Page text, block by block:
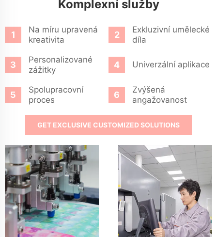
Komplexní služby
Na míru upravená
kreativita
Exkluzivní umělecké
díla
Personalizované
zážitky
Univerzální aplikace
Spolupracovní
proces
Zvýšená
angažovanost
GET EXCLUSIVE CUSTOMIZED SOLUTIONS